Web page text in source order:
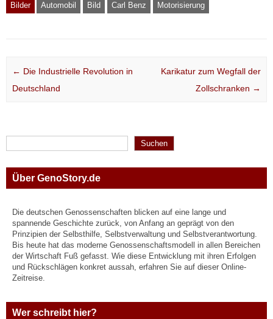
Bilder Automobil Bild Carl Benz Motorisierung
Post navigation
← Die Industrielle Revolution in
Deutschland
Karikatur zum Wegfall der
Zollschranken →
Suchen
Suchen
Über GenoStory.de
Die deutschen Genossenschaften blicken auf eine lange und
spannende Geschichte zurück, von Anfang an geprägt von den
Prinzipien der Selbsthilfe, Selbstverwaltung und Selbstverantwortung.
Bis heute hat das moderne Genossenschaftsmodell in allen Bereichen
der Wirtschaft Fuß gefasst. Wie diese Entwicklung mit ihren Erfolgen
und Rückschlägen konkret aussah, erfahren Sie auf dieser Online-
Zeitreise.
Wer schreibt hier?